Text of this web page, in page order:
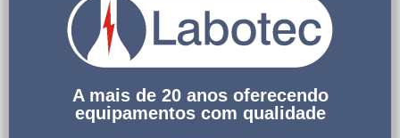
A mais de 20 anos oferecendo
equipamentos com qualidade